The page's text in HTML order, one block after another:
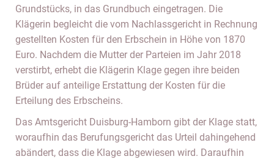
Grundstücks, in das Grundbuch eingetragen. Die
Klägerin begleicht die vom Nachlassgericht in Rechnung
gestellten Kosten für den Erbschein in Höhe von 1870
Euro. Nachdem die Mutter der Parteien im Jahr 2018
verstirbt, erhebt die Klägerin Klage gegen ihre beiden
Brüder auf anteilige Erstattung der Kosten für die
Erteilung des Erbscheins.
Das Amtsgericht Duisburg-Hamborn gibt der Klage statt,
woraufhin das Berufungsgericht das Urteil dahingehend
abändert, dass die Klage abgewiesen wird. Daraufhin